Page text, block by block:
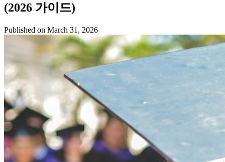
(2026 가이드)
Published on March 31, 2026